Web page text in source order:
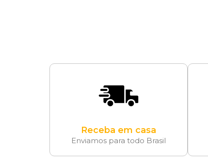
Receba em casa
Enviamos para todo Brasil